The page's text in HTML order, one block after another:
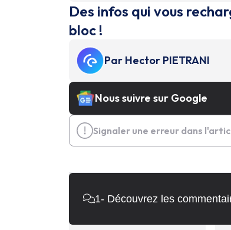
Des infos qui vous
bloc !
Par Hector PIETRANI
Nous suivre sur Google
Signaler une erreur dans
1- Découvrez les